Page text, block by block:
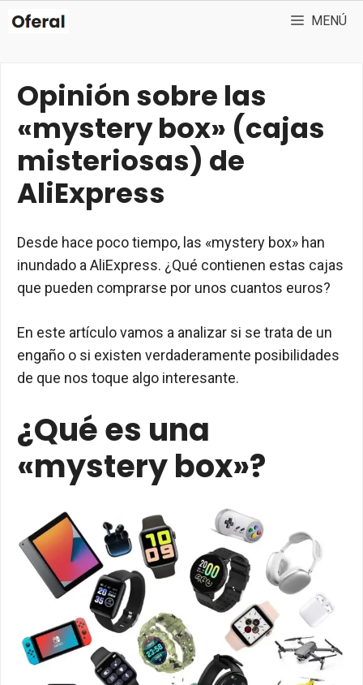
Saltar
MENÚ
Opinión sobre las
«mystery box» (cajas
misteriosas) de
AliExpress
Desde hace poco tiempo, las «mystery box» han
inundado a AliExpress. ¿Qué contienen estas cajas
que pueden comprarse por unos cuantos euros?
En este artículo vamos a analizar si se trata de un
engaño o si existen verdaderamente posibilidades
de que nos toque algo interesante.
¿Qué es una
«mystery box»?